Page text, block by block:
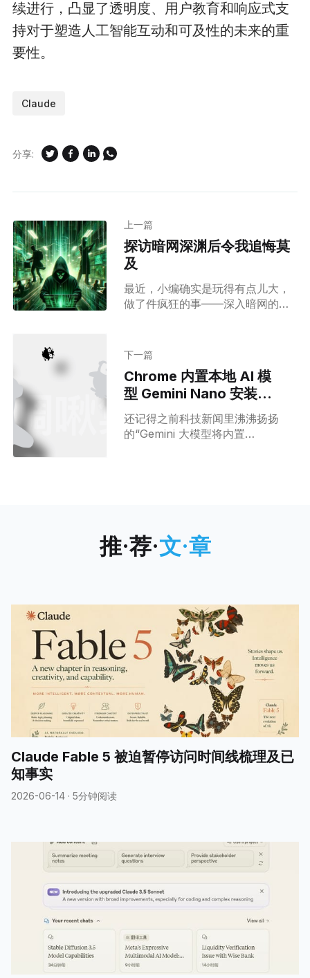
续进行，凸显了透明度、用户教育和响应式支
持对于塑造人工智能互动和可及性的未来的重
要性。
Claude
分享:
上一篇
探访暗网深渊后令我追悔莫
及
最近，小编确实是玩得有点儿大，
做了件疯狂的事——深入暗网的心
震惊了。 或许对于不少朋友来说，
第一次接触到这个概念的人，我来
简单科普一下：暗网其实是深网深
处的一块领域。要真正搞懂暗网，
咱们得先对深网有所了解。不管怎
样，暗网是互联网上一个神秘而难
们来探索一下深网(
下一篇
Chrome 内置本地 AI 模
型 Gemini Nano 安装及
使用方法
还记得之前科技新闻里沸沸扬扬
的“Gemini 大模型将内置
自己电脑上免费、无限制地使用
Gemini 的强大功能，
推·荐·文·章
Claude Fable 5 被迫暂停访问时间线梳理及已
知事实
2026-06-14 · 5分钟阅读